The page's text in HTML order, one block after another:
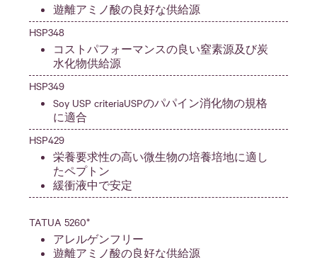
遊離アミノ酸の良好な供給源
HSP348
コストパフォーマンスの良い窒素源及び炭
水化物供給源
HSP349
Soy USP criteriaUSPのパパイン消化物の規格
に適合
HSP429
栄養要求性の高い微生物の培養培地に適し
たペプトン
緩衝液中で安定
TATUA 5260*
アレルゲンフリー
遊離アミノ酸の良好な供給源